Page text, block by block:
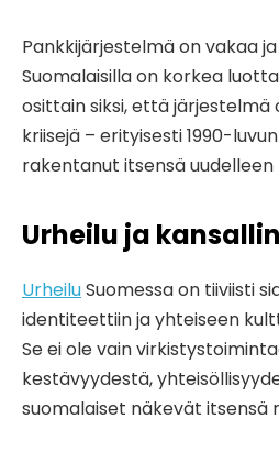
Pankkijärjestelmä on vakaa
Suomalaisilla on korkea
osittain siksi, että järjestelmä
kriisejä – erityisesti 1990-
rakentanut itsensä uudelleen
Urheilu ja
UrheiluSuomessa on tiiviisti
identiteettiin ja yhteiseen
Se ei ole vain
kestävyydestä,
suomalaiset näkevät itsensä